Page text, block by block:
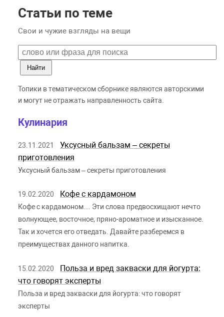
Статьи по теме
Свои и чужие взгляды на вещи
Найти
Топики в тематическом сборнике являются авторскими
и могут не отражать направленность сайта.
Кулинария
23.11.2021
Уксусный бальзам – секреты
приготовления
Уксусный бальзам – секреты приготовления
19.02.2020 Кофе с кардамоном
Кофе с кардамоном… Эти слова предвосхищают нечто
волнующее, восточное, пряно-ароматное и изысканное.
Так и хочется его отведать. Давайте разберемся в
преимуществах данного напитка.
15.02.2020
Польза и вред закваски для йогурта:
что говорят эксперты
Польза и вред закваски для йогурта: что говорят
эксперты